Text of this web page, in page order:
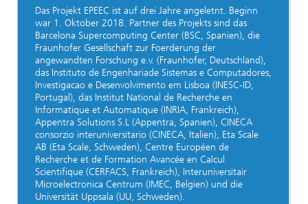
Das Projekt EPEEC ist auf drei Jahre angeletnt. Beginn
war 1. Oktober 2018. Partner des Projekts sind das
Barcelona Supercomputing Center (BSC, Spanien), die
Fraunhofer Gesellschaft zur Foerderung der
angewandten Forschung e.v. (Fraunhofer, Deutschland),
das Instituto de Engenhariade Sistemas e Computadores,
Investigacao e Desenvolvimento em Lisboa (INESC-ID,
Portugal), das Institut National de Recherche en
Informatique et Automatique (INRIA, Frankreich),
Appentra Solutions S.L (Appentra, Spanien), CINECA
consorzio interuniversitario (CINECA, Italien), Eta Scale
AB (Eta Scale, Schweden), Centre Européen de
Recherche et de Formation Avancée en Calcul
Scientifique (CERFACS, Frankreich), Interuniversitair
Microelectronica Centrum (IMEC, Belgien) und die
Universität Uppsala (UU, Schweden).